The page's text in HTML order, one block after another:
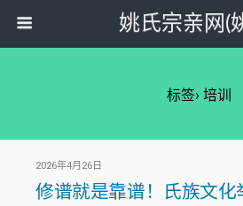
姚氏宗亲网(
标签› 培训
2026年4月26日
修谱就是靠谱！氏族文化